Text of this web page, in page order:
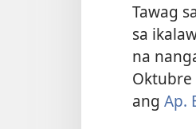
Tawag
sa
na
ang Ap.